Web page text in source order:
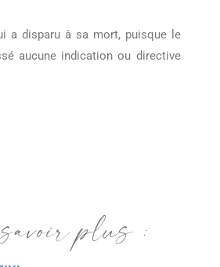
a disparu à sa mort, puisque le
aucune indication ou directive
plus :